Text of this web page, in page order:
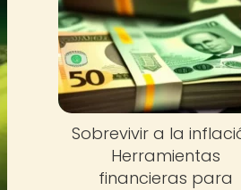
Sobrevivir a la
Herramientas
financieras para